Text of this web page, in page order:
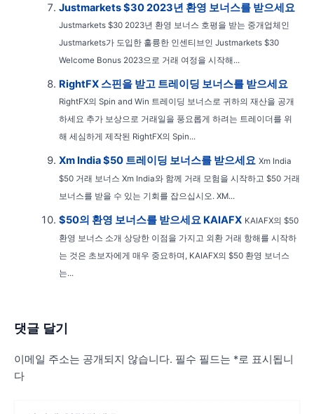
Justmarkets $30 2023년 환영 보너스를 받으세요
Justmarkets $30 2023년 환영 보너스 호평을 받는 중개업체인
Justmarkets가 도입한 훌륭한 인센티브인 Justmarkets $30
Welcome Bonus 2023으로 거래 여정을 시작해...
RightFX 스핀을 받고 트레이딩 보너스를 받으세요
RightFX의 Spin and Win 트레이딩 보너스로 귀하의 재산을 공개
하세요 추가 보상으로 거래일을 풍요롭게 하려는 트레이더를 위
해 세심하게 제작된 RightFX의 Spin...
Xm India $50 트레이딩 보너스를 받으세요 Xm India
$50 거래 보너스 Xm India와 함께 거래 모험을 시작하고 $50 거래
보너스를 받을 수 있는 기회를 잡으십시오. XM...
$50의 환영 보너스를 받으세요 KAIAFX KAIAFX의 $50
환영 보너스 소개 상당한 이점을 가지고 외환 거래 항해를 시작하
는 것은 초보자에게 매우 중요하며, KAIAFX의 $50 환영 보너스
는...
댓글 달기
이메일 주소는 공개되지 않습니다. 필수 필드는 *로 표시됩니
다